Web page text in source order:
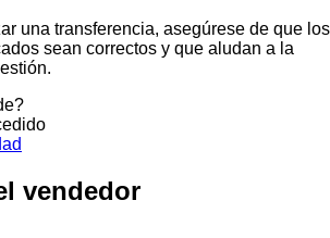
una transferencia, asegúrese de que los
sean correctos y que aludan a la
vendedor